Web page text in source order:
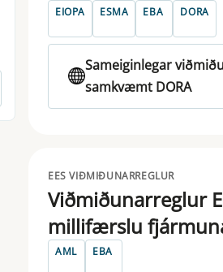
EIOPA ESMA EBA DORA
Sameiginlegar
samkvæmt DORA
EES VIÐMIÐUNARREGLUR
Viðmiðunarreglur
millifærslu
AML EBA